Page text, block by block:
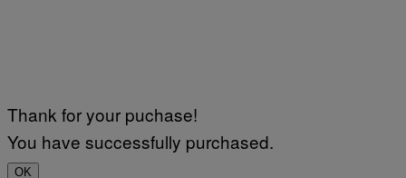
Thank for your puchase!
You have successfully purchased.
OK